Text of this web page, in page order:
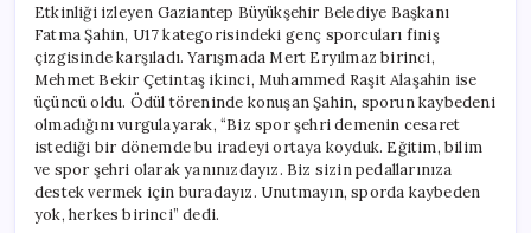
Etkinliği izleyen Gaziantep Büyükşehir Belediye Başkanı
Fatma Şahin, U17 kategorisindeki genç sporcuları finiş
çizgisinde karşıladı. Yarışmada Mert Eryılmaz birinci,
Mehmet Bekir Çetintaş ikinci, Muhammed Raşit Alaşahin ise
üçüncü oldu. Ödül töreninde konuşan Şahin, sporun kaybedeni
olmadığını vurgulayarak, “Biz spor şehri demenin cesaret
istediği bir dönemde bu iradeyi ortaya koyduk. Eğitim, bilim
ve spor şehri olarak yanınızdayız. Biz sizin pedallarınıza
destek vermek için buradayız. Unutmayın, sporda kaybeden
yok, herkes birinci” dedi.